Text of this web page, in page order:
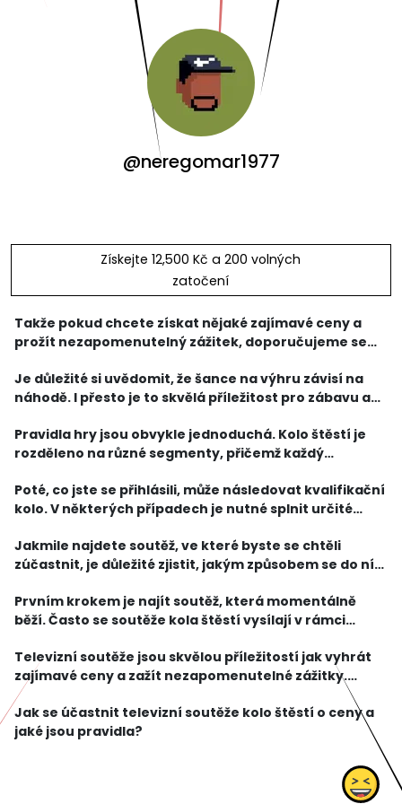
@neregomar1977
Získejte 12,500 Kč a 200 volných
zatočení
Takže pokud chcete získat nějaké zajímavé ceny a
prožít nezapomenutelný zážitek, doporučujeme se
televizi, přihlaste se k účasti podle instrukcí soutě
Je důležité si uvědomit, že šance na výhru závisí na
náhodě. I přesto je to skvělá příležitost pro zábavu a
nepovede vyhrát, protože soutěže jsou čast
Pravidla hry jsou obvykle jednoduchá. Kolo štěstí je
rozděleno na různé segmenty, přičemž každý
točit kolem a doufat, že se zastaví na výherním segm
Poté, co jste se přihlásili, může následovat kvalifikační
kolo. V některých případech je nutné splnit určité
přes kvalifikaci, dostanete se na vysílací
Jakmile najdete soutěž, ve které byste se chtěli
zúčastnit, je důležité zjistit, jakým způsobem se do ní
pomocí SMS zprávy, jiné vyžadují online regist
Prvním krokem je najít soutěž, která momentálně
běží. Často se soutěže kola štěstí vysílají v rámci
pravidelně sledovat televizi a být ve vědomí akt
Televizní soutěže jsou skvělou příležitostí jak vyhrát
zajímavé ceny a zažít nezapomenutelné zážitky.
Jedna z nejoblíbenějších televizních soutěží je kolo
štěstí. Pokud se chcete účastnit této soutěže
Jak se účastnit televizní soutěže kolo štěstí o ceny a
jaké jsou pravidla?